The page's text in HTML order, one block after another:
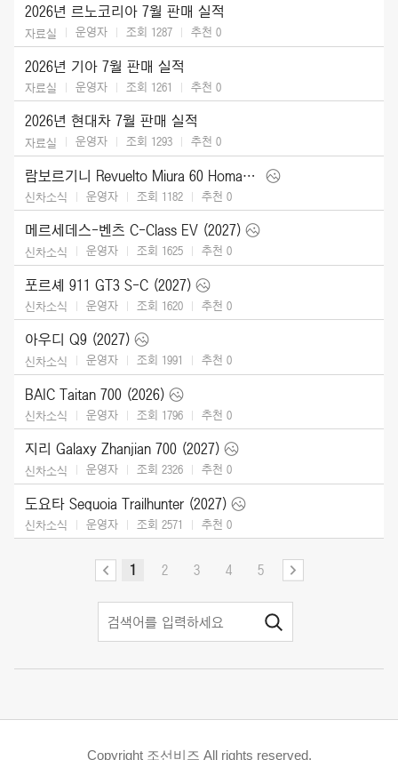
2026년 르노코리아 7월 판매 실적
자료실 운영자 조회 1287 추천 0
2026년 기아 7월 판매 실적
자료실 운영자 조회 1261 추천 0
2026년 현대차 7월 판매 실적
자료실 운영자 조회 1293 추천 0
람보르기니 Revuelto Miura 60 Homage (2026)
신차소식 운영자 조회 1182 추천 0
메르세데스-벤츠 C-Class EV (2027)
신차소식 운영자 조회 1625 추천 0
포르셰 911 GT3 S-C (2027)
신차소식 운영자 조회 1620 추천 0
아우디 Q9 (2027)
신차소식 운영자 조회 1991 추천 0
BAIC Taitan 700 (2026)
신차소식 운영자 조회 1796 추천 0
지리 Galaxy Zhanjian 700 (2027)
신차소식 운영자 조회 2326 추천 0
도요타 Sequoia Trailhunter (2027)
신차소식 운영자 조회 2571 추천 0
1 2 3 4 5
Copyright 조선비즈 All rights reserved.